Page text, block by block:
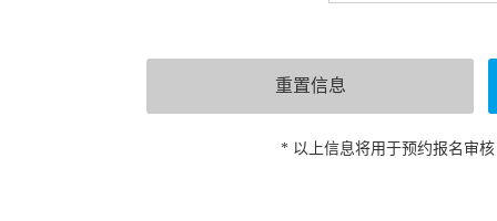
* 以上信息将用于预约报名审